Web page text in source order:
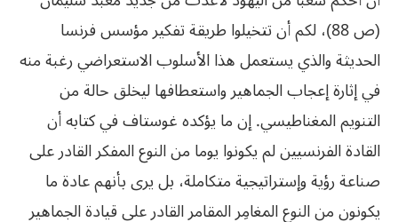
(ص 88)، لكم أن تتخيلوا طريقة تفكير مؤسس فرنسا
الحديثة والذي يستعمل هذا الأسلوب الاستعراضي رغبة منه
في إثارة إعجاب الجماهير واستعطافها ليخلق حالة من
التنويم المغناطيسي. إن ما يؤكده غوستاف في كتابه أن
القادة الفرنسيين لم يكونوا يوما من النوع المفكر القادر على
صناعة رؤية وإستراتيجية متكاملة، بل يرى بأنهم عادة ما
يكونون من النوع المغامِر المقامر القادر على قيادة الجماهير